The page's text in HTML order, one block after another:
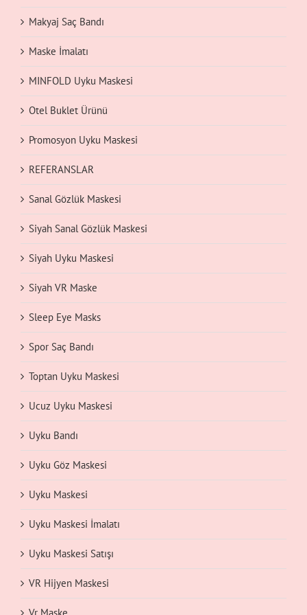
Makyaj Saç Bandı
Maske İmalatı
MINFOLD Uyku Maskesi
Otel Buklet Ürünü
Promosyon Uyku Maskesi
REFERANSLAR
Sanal Gözlük Maskesi
Siyah Sanal Gözlük Maskesi
Siyah Uyku Maskesi
Siyah VR Maske
Sleep Eye Masks
Spor Saç Bandı
Toptan Uyku Maskesi
Ucuz Uyku Maskesi
Uyku Bandı
Uyku Göz Maskesi
Uyku Maskesi
Uyku Maskesi İmalatı
Uyku Maskesi Satışı
VR Hijyen Maskesi